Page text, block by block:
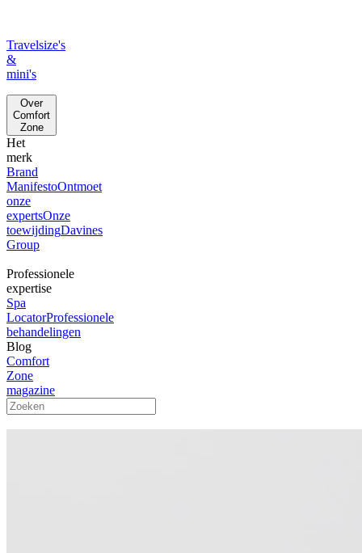
Travelsize's
&
mini's
Over
Comfort
Zone
Het
merk
Brand
ManifestoOntmoet
onze
expertsOnze
toewijdingDavines
Group
Professionele
expertise
Spa
LocatorProfessionele
behandelingen
Blog
Comfort
Zone
magazine